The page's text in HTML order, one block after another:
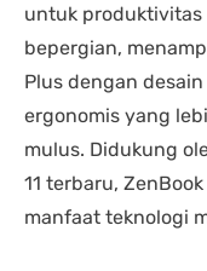
untuk produktivitas
bepergian,
Plus dengan
ergonomis yang
mulus. Didukung
11 terbaru,
manfaat teknologi